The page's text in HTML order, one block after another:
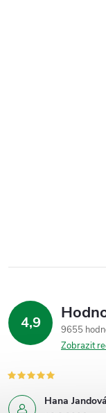
4,9
9655
Zobrazit
Hana Jandová